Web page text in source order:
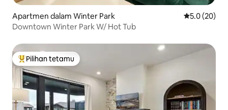
Apartmen dalam Winter Park Penarafan
5.0 (20)
Downtown Winter Park W/ Hot Tub
Pilihan utama tetamu
Pilihan tetamu